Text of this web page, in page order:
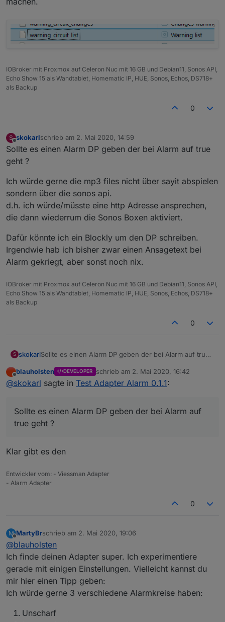
was für Dich einfach zu realisieren wäre.
Hintergrund ist, dass man dann z.B. in einem
Widget darstellen kann welche und wieviele
abgefagt werden müssen.
IOBroker mit Proxmox auf Celeron Nuc mit 16 GB und Debian11, Sonos API,
Echo Show 15 als Wandtablet, Homematic IP, HUE, Sonos, Echos, DS718+
als Backup
0
S
Offline
skokarlschrieb am 2. Mai 2020, 14:59
zuletzt editiert von
Sollte es einen Alarm DP geben der bei Alarm auf true
geht ?
Ich würde gerne die mp3 files nicht über sayit abspielen
sondern über die sonos api.
d.h. ich würde/müsste eine http Adresse ansprechen,
die dann wiederrum die Sonos Boxen aktiviert.
Dafür könnte ich ein Blockly um den DP schreiben.
Irgendwie hab ich bisher zwar einen Ansagetext bei
Alarm gekriegt, aber sonst noch nix.
IOBroker mit Proxmox auf Celeron Nuc mit 16 GB und Debian11, Sonos API,
Echo Show 15 als Wandtablet, Homematic IP, HUE, Sonos, Echos, DS718+
als Backup
0
S skokarlSollte es einen Alarm DP geben der bei Alarm auf true
Ich würde gerne die mp3 files nicht über sayit
abspielen sondern über die sonos api.
Alarm gekriegt, aber sonst noch nix.
Offline
blauholsten DEVELOPER schrieb am 2. Mai 2020, 16:42
zuletzt editiert von
@skokarl sagte in Test Adapter Alarm 0.1.1:
Sollte es einen Alarm DP geben der bei Alarm auf
true geht ?
Klar gibt es den
Entwickler vom: - Viessman Adapter
- Alarm Adapter
0
M
Offline
MartyBrschrieb am 2. Mai 2020, 19:06
zuletzt editiert von
@blauholsten
Ich finde deinen Adapter super. Ich experimentiere
gerade mit einigen Einstellungen. Vielleicht kannst du
mir hier einen Tipp geben:
Ich würde gerne 3 verschiedene Alarmkreise haben:
Unscharf